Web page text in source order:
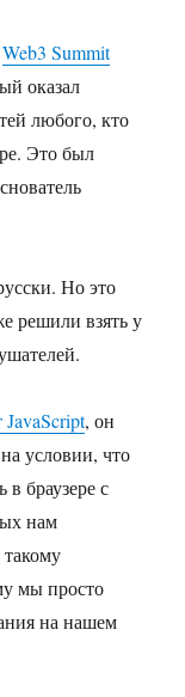
Web3 Summit
оказал
любого, кто
Это был
Но это
решили взять у
, он
условии, что
браузере с
нам
мы просто
на нашем